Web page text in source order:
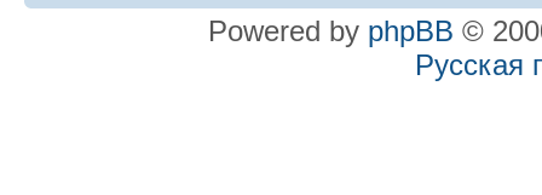
Powered by phpBB ©
Русская